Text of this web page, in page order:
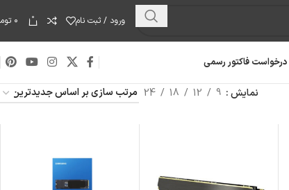
ورود / ثبت نام 0 ۰
فاکتور رسمی
نمایش 9
12
18
24